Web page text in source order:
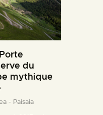
du
mythique
- Paisaia